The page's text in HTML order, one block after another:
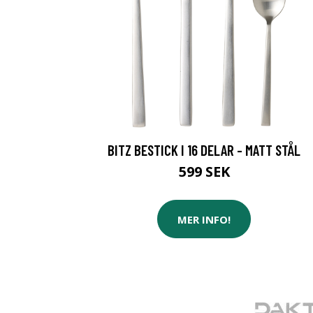
BITZ BESTICK I 16 DELAR - MATT STÅL
599 SEK
MER INFO!